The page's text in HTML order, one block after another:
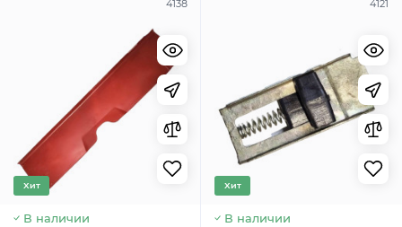
4138
Хит
В наличии
4121
Хит
В наличии